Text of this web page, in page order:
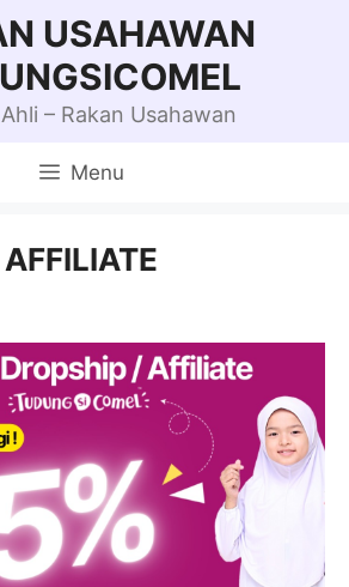
USAHAWAN
– Rakan Usahawan
Menu